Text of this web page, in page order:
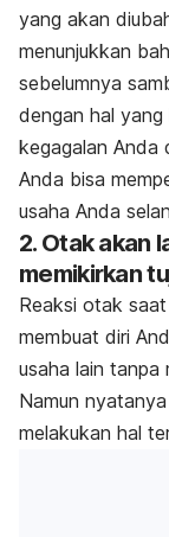
yang akan
menunjukkan
sebelumnya
dengan hal
kegagalan Anda
Anda bisa
usaha Anda
2. Otak akan
memikirkan
Reaksi otak
membuat diri
usaha lain tanpa
Namun
melakukan hal